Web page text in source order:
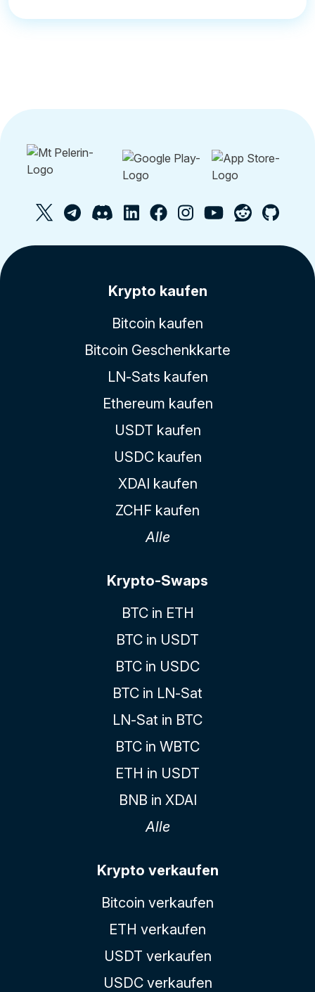
Krypto kaufen
Bitcoin kaufen
Bitcoin Geschenkkarte
LN-Sats kaufen
Ethereum kaufen
USDT kaufen
USDC kaufen
XDAI kaufen
ZCHF kaufen
Alle
Krypto-Swaps
BTC in ETH
BTC in USDT
BTC in USDC
BTC in LN-Sat
LN-Sat in BTC
BTC in WBTC
ETH in USDT
BNB in XDAI
Alle
Krypto verkaufen
Bitcoin verkaufen
ETH verkaufen
USDT verkaufen
USDC verkaufen